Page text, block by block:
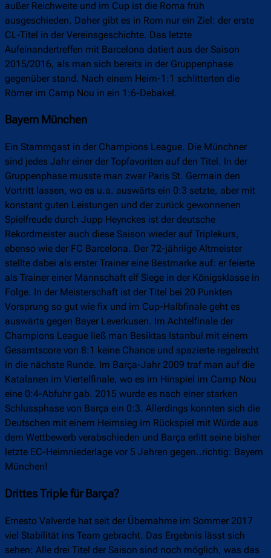
außer Reichweite und im Cup ist die Roma früh
ausgeschieden. Daher gibt es in Rom nur ein Ziel: der erste
CL-Titel in der Vereinsgeschichte. Das letzte
Aufeinandertreffen mit Barcelona datiert aus der Saison
2015/2016, als man sich bereits in der Gruppenphase
gegenüber stand. Nach einem Heim-1:1 schlitterten die
Römer im Camp Nou in ein 1:6-Debakel.
Bayern München
Ein Stammgast in der Champions League. Die Münchner
sind jedes Jahr einer der Topfavoriten auf den Titel. In der
Gruppenphase musste man zwar Paris St. Germain den
Vortritt lassen, wo es u.a. auswärts ein 0:3 setzte, aber mit
konstant guten Leistungen und der zurück gewonnenen
Spielfreude durch Jupp Heynckes ist der deutsche
Rekordmeister auch diese Saison wieder auf Triplekurs,
ebenso wie der FC Barcelona. Der 72-jähriige Altmeister
stellte dabei als erster Trainer eine Bestmarke auf: er feierte
als Trainer einer Mannschaft elf Siege in der Königsklasse in
Folge. In der Meisterschaft ist der Titel bei 20 Punkten
Vorsprung so gut wie fix und im Cup-Halbfinale geht es
auswärts gegen Bayer Leverkusen. Im Achtelfinale der
Champions League ließ man Besiktas Istanbul mit einem
Gesamtscore von 8:1 keine Chance und spazierte regelrecht
in die nächste Runde. Im Barça-Jahr 2009 traf man auf die
Katalanen im Viertelfinale, wo es im Hinspiel im Camp Nou
eine 0:4-Abfuhr gab. 2015 wurde es nach einer starken
Schlussphase von Barça ein 0:3. Allerdings konnten sich die
Deutschen mit einem Heimsieg im Rückspiel mit Würde aus
dem Wettbewerb verabschieden und Barça erlitt seine bisher
letzte EC-Heimniederlage vor 5 Jahren gegen..richtig: Bayern
München!
Drittes Triple für Barça?
Ernesto Valverde hat seit der Übernahme im Sommer 2017
viel Stabilität ins Team gebracht. Das Ergebnis lässt sich
sehen: Alle drei Titel der Saison sind noch möglich, was das